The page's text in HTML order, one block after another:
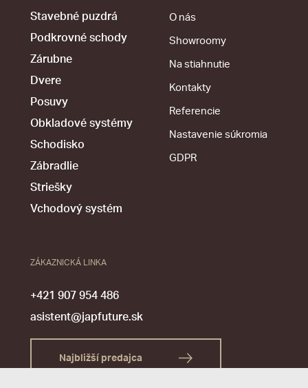
Stavebné puzdrá
Podkrovné schody
Zárubne
Dvere
Posuvy
Obkladové systémy
Schodisko
Zábradlie
Striešky
Vchodový systém
O nás
Showroomy
Na stiahnutie
Kontakty
Referencie
Nastavenie súkromia
GDPR
ZÁKAZNICKÁ LINKA
+421 907 954 486
asistent@japfuture.sk
Najbližší predajca